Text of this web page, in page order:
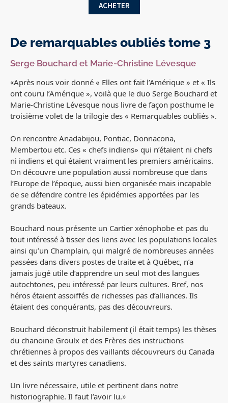
ACHETER
De remarquables oubliés tome 3
Serge Bouchard et Marie-Christine Lévesque
«Après nous voir donné « Elles ont fait l’Amérique » et « Ils
ont couru l’Amérique », voilà que le duo Serge Bouchard et
Marie-Christine Lévesque nous livre de façon posthume le
troisième volet de la trilogie des « Remarquables oubliés ».
On rencontre Anadabijou, Pontiac, Donnacona,
Membertou etc. Ces « chefs indiens» qui n’étaient ni chefs
ni indiens et qui étaient vraiment les premiers américains.
On découvre une population aussi nombreuse que dans
l’Europe de l’époque, aussi bien organisée mais incapable
de se défendre contre les épidémies apportées par les
grands bateaux.
Bouchard nous présente un Cartier xénophobe et pas du
tout intéressé à tisser des liens avec les populations locales
ainsi qu’un Champlain, qui malgré de nombreuses années
passées dans divers postes de traite et à Québec, n’a
jamais jugé utile d’apprendre un seul mot des langues
autochtones, peu intéressé par leurs cultures. Bref, nos
héros étaient assoiffés de richesses pas d’alliances. Ils
étaient des conquérants, pas des découvreurs.
Bouchard déconstruit habilement (il était temps) les thèses
du chanoine Groulx et des Frères des instructions
chrétiennes à propos des vaillants découvreurs du Canada
et des saints martyres canadiens.
Un livre nécessaire, utile et pertinent dans notre
historiographie. Il faut l’avoir lu.»